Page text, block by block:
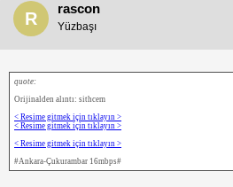
R
rascon
Yüzbaşı
quote:
Orijinalden alıntı: sithcem
< Resime gitmek için tıklayın >
< Resime gitmek için tıklayın >
< Resime gitmek için tıklayın >
#Ankara-Çukurambar 16mbps#